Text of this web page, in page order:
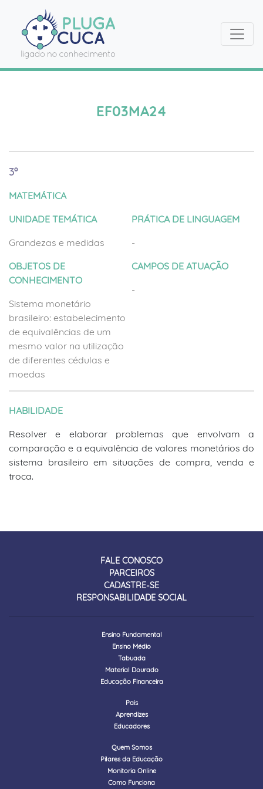
EF03MA24
3º
MATEMÁTICA
UNIDADE TEMÁTICA
Grandezas e medidas
OBJETOS DE
CONHECIMENTO
Sistema monetário
brasileiro: estabelecimento
de equivalências de um
mesmo valor na utilização
de diferentes cédulas e
moedas
PRÁTICA DE LINGUAGEM
-
CAMPOS DE ATUAÇÃO
-
HABILIDADE
Resolver e elaborar problemas que envolvam a
comparação e a equivalência de valores monetários do
sistema brasileiro em situações de compra, venda e
troca.
FALE CONOSCO
PARCEIROS
CADASTRE-SE
RESPONSABILIDADE SOCIAL
Ensino Fundamental
Ensino Médio
Tabuada
Material Dourado
Educação Financeira
Pais
Aprendizes
Educadores
Quem Somos
Pilares da Educação
Monitoria Online
Como Funciona